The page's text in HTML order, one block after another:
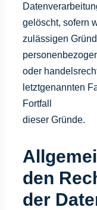
gelöscht, sofern
zulässigen
oder
letztgenannten
Fortfall
dieser Gründe.
den
der